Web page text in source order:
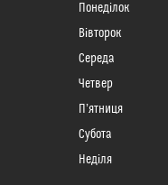
Понеділок
Вівторок
Середа
Четвер
Пʼятниця
Субота
Неділя